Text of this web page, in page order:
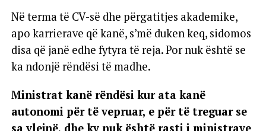
Në terma të CV-së dhe përgatitjes akademike,
apo karrierave që kanë, s’më duken keq, sidomos
disa që janë edhe fytyra të reja. Por nuk është se
ka ndonjë rëndësi të madhe.
Ministrat kanë rëndësi kur ata kanë
autonomi për të vepruar, e për të treguar se
sa vlejnë, dhe ky nuk është rasti i ministrave